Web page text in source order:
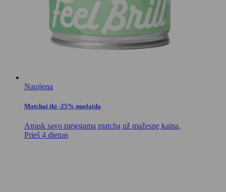
Naujiena
Matchai iki -25% nuolaida
Atrask savo mėgstamą matchą už mažesnę kainą.
Prieš 4 dienas